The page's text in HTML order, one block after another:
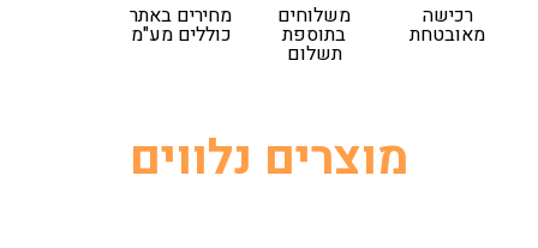
רכישה
מאובטחת
משלוחים
בתוספת
תשלום
מחירים באתר
כוללים מע"מ
מוצרים נלווים